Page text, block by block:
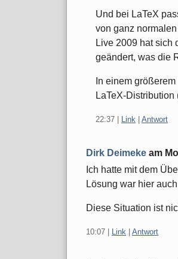
Und bei LaTeX
von ganz
Live 2009 hat sich
geändert, was die
In einem
LaTeX-Distribution
22:37 | Link | Antwort
Dirk Deimeke am
Ich hatte mit dem
Lösung war hier
Diese Situation ist
10:07 | Link | Antwort